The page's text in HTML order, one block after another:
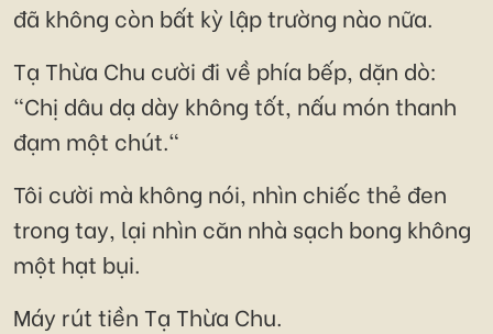
đã không còn bất kỳ lập trường nào nữa.
Tạ Thừa Chu cười đi về phía bếp, dặn dò:
"Chị dâu dạ dày không tốt, nấu món thanh
đạm một chút."
Tôi cười mà không nói, nhìn chiếc thẻ đen
trong tay, lại nhìn căn nhà sạch bong không
một hạt bụi.
Máy rút tiền Tạ Thừa Chu.